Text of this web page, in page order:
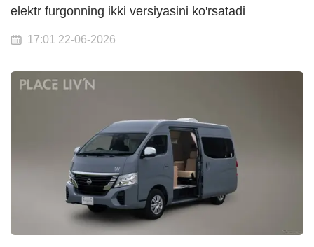
elektr furgonning ikki versiyasini ko'rsatadi
17:01 22-06-2026